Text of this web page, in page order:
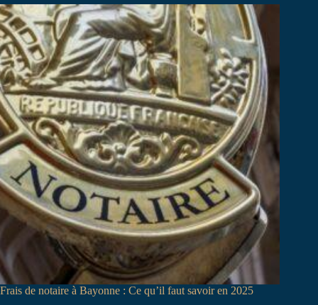
Frais de notaire à Bayonne : Ce qu’il faut savoir en 2025